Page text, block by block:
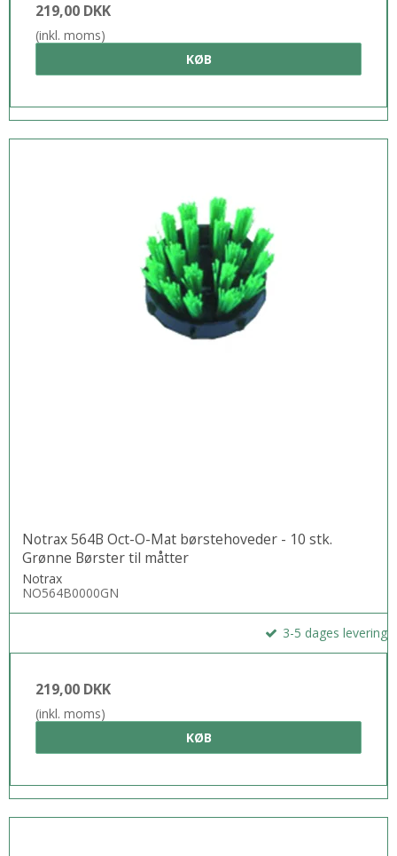
219,00 DKK
(inkl. moms)
KØB
Notrax 564B Oct-O-Mat børstehoveder - 10 stk.
Grønne Børster til måtter
Notrax
NO564B0000GN
3-5 dages levering
219,00 DKK
(inkl. moms)
KØB